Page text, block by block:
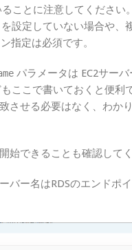
ことに注意してください
を設定していない場合や、
指定は必須です。
パラメータは EC2サー
ここで書いておくと便利で
させる必要はなく、わか
始できることも確認してく
バー名はRDSのエンドポ